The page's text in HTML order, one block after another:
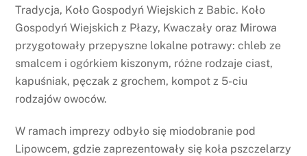
Tradycja, Koło Gospodyń Wiejskich z Babic. Koło
Gospodyń Wiejskich z Płazy, Kwaczały oraz Mirowa
przygotowały przepyszne lokalne potrawy: chleb ze
smalcem i ogórkiem kiszonym, różne rodzaje ciast,
kapuśniak, pęczak z grochem, kompot z 5-ciu
rodzajów owoców.
W ramach imprezy odbyło się miodobranie pod
Lipowcem, gdzie zaprezentowały się koła pszczelarzy